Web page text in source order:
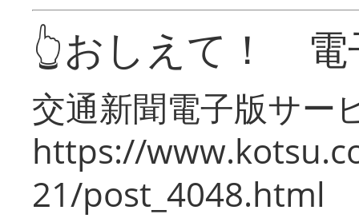
👆おしえて！ 電
交通新聞電子版サー
https://
21/post_4048.html